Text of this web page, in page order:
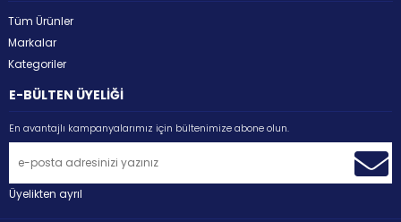
Tüm Ürünler
Markalar
Kategoriler
E-BÜLTEN ÜYELİĞİ
En avantajlı kampanyalarımız için bültenimize abone olun.
Üyelikten ayrıl